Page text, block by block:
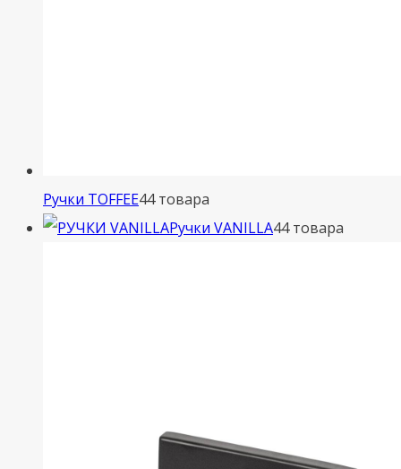
Ручки TOFFEE44 товара
Ручки VANILLA44 товара